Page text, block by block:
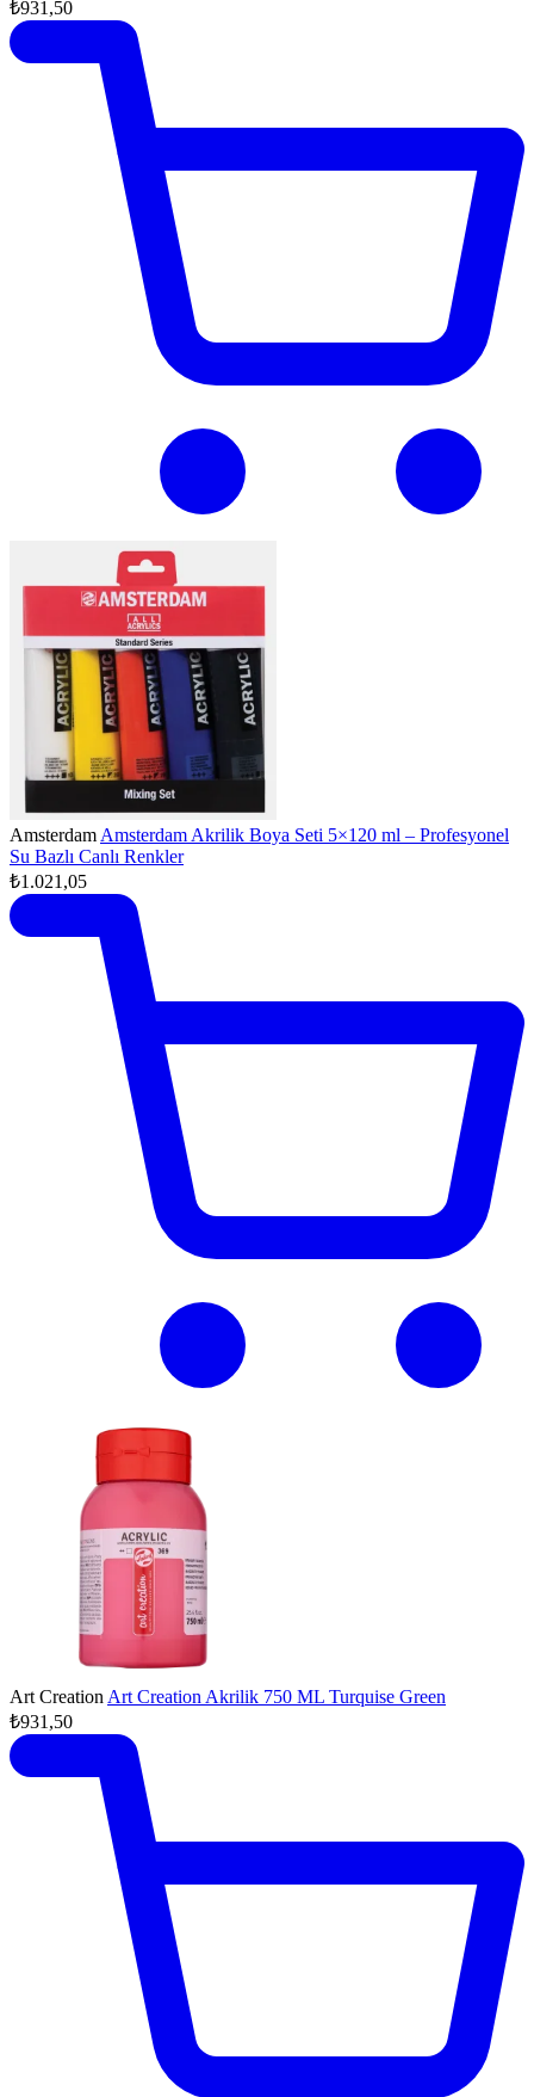
₺931,50
Amsterdam Amsterdam Akrilik Boya Seti 5×120 ml – Profesyonel
Su Bazlı Canlı Renkler
₺1.021,05
Art Creation Art Creation Akrilik 750 ML Turquise Green
₺931,50